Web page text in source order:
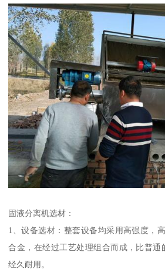
固液分离机选材：
1、设备选材：整套设备均采用高强度，
合金，在经过工艺处理组合而成，比普通
经久耐用。